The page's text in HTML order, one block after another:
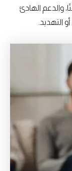
والدعم الهادئ
التهديد.